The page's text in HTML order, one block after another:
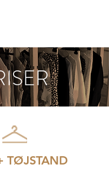
TØJSTAND